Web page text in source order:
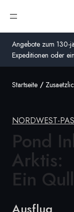
Angebote zum 130-
Expeditionen oder
Menü öffnen
und
USA
Global
Startseite
NORDWEST-
Pond
Arktis:
Ein